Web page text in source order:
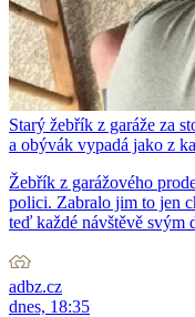
Starý žebřík z garáže za
a obývák vypadá jako z
Žebřík z garážového
polici. Zabralo jim to jen
teď každé návštěvě svým
adbz.cz
dnes, 18:35